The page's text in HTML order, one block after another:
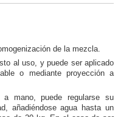
de la mezcla.
al uso, y puede ser aplicado
o mediante proyección a
mano, puede regularse su
añadiéndose agua hasta un